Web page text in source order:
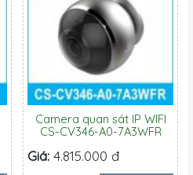
Camera quan sát IP WIFI
CS-CV346-A0-7A3WFR
Giá: 4.815.000 đ